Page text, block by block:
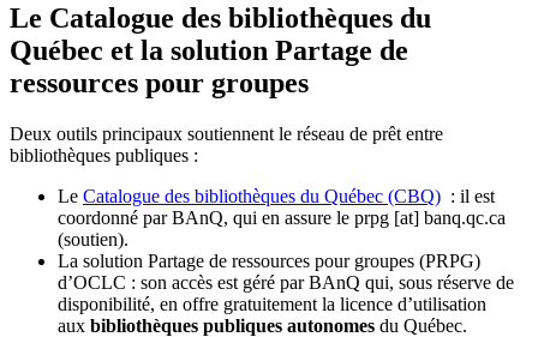
Le Catalogue des bibliothèques du
Québec et la solution Partage de
ressources pour groupes
Deux outils principaux soutiennent le réseau de prêt entre
bibliothèques publiques :
Le Catalogue des bibliothèques du Québec (CBQ) : il est
coordonné par BAnQ, qui en assure le prpg [at] banq.qc.ca
(soutien).
La solution Partage de ressources pour groupes (PRPG)
d’OCLC : son accès est géré par BAnQ qui, sous réserve de
disponibilité, en offre gratuitement la licence d’utilisation
aux bibliothèques publiques autonomes du Québec.